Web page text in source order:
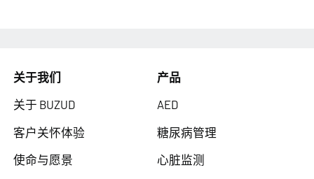
关于我们
关于 BUZUD
客户关怀体验
使命与愿景
产品
AED
糖尿病管理
心脏监测